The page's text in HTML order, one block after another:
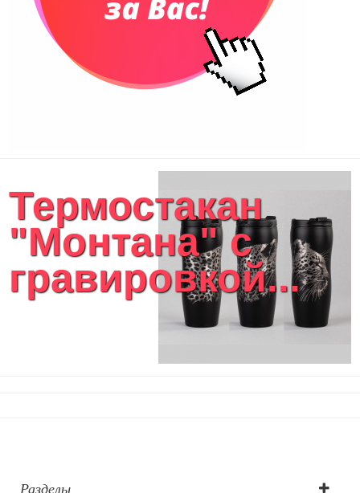
Сумки для покупок промо
Несессеры и косметички
Сумки дорожные
Женские сумки
Текстиль для ванной комнаты
Кухонные приспособления
Кухонный текстиль
Ножи разделочные доски
Фоторамки и фотоальбомы
Декоративные подушки
Термостакан
"Монтана" с
гравировкой...
Разделы